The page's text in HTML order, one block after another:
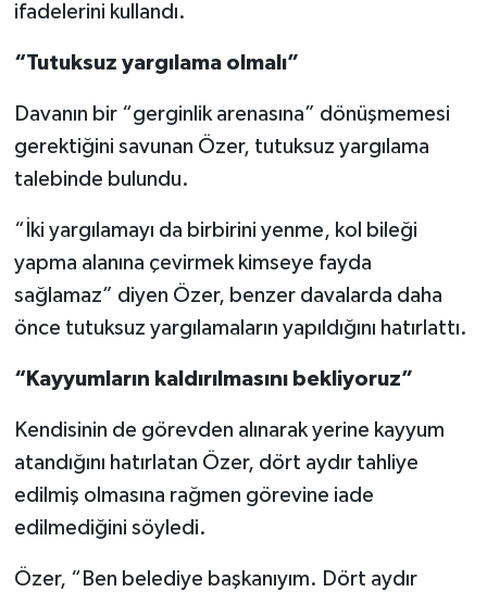
ifadelerini kullandı.
“Tutuksuz yargılama olmalı”
Davanın bir “gerginlik arenasına” dönüşmemesi
gerektiğini savunan Özer, tutuksuz yargılama
talebinde bulundu.
“İki yargılamayı da birbirini yenme, kol bileği
yapma alanına çevirmek kimseye fayda
sağlamaz” diyen Özer, benzer davalarda daha
önce tutuksuz yargılamaların yapıldığını hatırlattı.
“Kayyumların kaldırılmasını bekliyoruz”
Kendisinin de görevden alınarak yerine kayyum
atandığını hatırlatan Özer, dört aydır tahliye
edilmiş olmasına rağmen görevine iade
edilmediğini söyledi.
Özer, “Ben belediye başkanıyım. Dört aydır